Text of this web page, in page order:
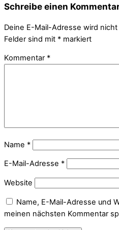
Schreibe einen
Deine E-Mail-Adresse wird
Felder sind mit * markiert
Kommentar *
Name *
E-Mail-Adresse *
Website
Name, E-Mail-Adresse und
meinen nächsten Kommentar